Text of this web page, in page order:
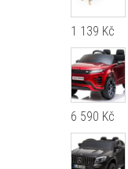
1 139 Kč
6 590 Kč